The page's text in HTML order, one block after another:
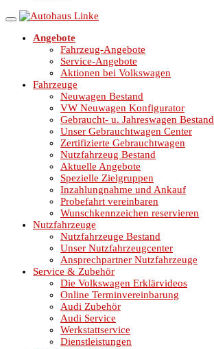
Angebote
Fahrzeug-Angebote
Service-Angebote
Aktionen bei Volkswagen
Fahrzeuge
Neuwagen Bestand
VW Neuwagen Konfigurator
Gebraucht- u. Jahreswagen Bestand
Unser Gebrauchtwagen Center
Zertifizierte Gebrauchtwagen
Nutzfahrzeug Bestand
Aktuelle Angebote
Spezielle Zielgruppen
Inzahlungnahme und Ankauf
Probefahrt vereinbaren
Wunschkennzeichen reservieren
Nutzfahrzeuge
Nutzfahrzeuge Bestand
Unser Nutzfahrzeugcenter
Ansprechpartner Nutzfahrzeuge
Service & Zubehör
Die Volkswagen Erklärvideos
Online Terminvereinbarung
Audi Zubehör
Audi Service
Werkstattservice
Dienstleistungen